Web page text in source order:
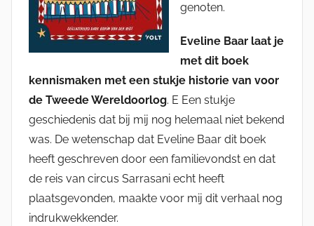
genoten.
Eveline Baar laat je
met dit boek
kennismaken met een stukje historie van voor
de Tweede Wereldoorlog. E Een stukje
geschiedenis dat bij mij nog helemaal niet bekend
was. De wetenschap dat Eveline Baar dit boek
heeft geschreven door een familievondst en dat
de reis van circus Sarrasani echt heeft
plaatsgevonden, maakte voor mij dit verhaal nog
indrukwekkender.